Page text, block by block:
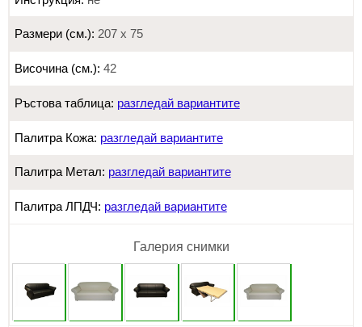
Размери (см.): 207 х 75
Височина (см.): 42
Ръстова таблица: разгледай вариантите
Палитра Кожа: разгледай вариантите
Палитра Метал: разгледай вариантите
Палитра ЛПДЧ: разгледай вариантите
Галерия снимки